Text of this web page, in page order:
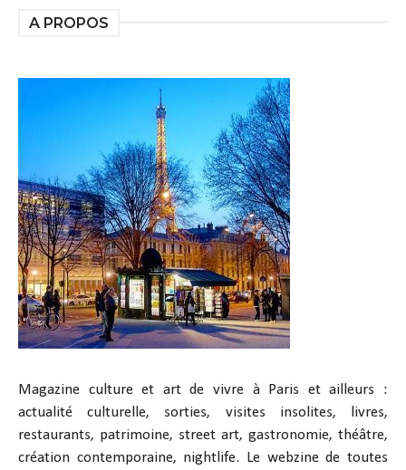
A PROPOS
Magazine culture et art de vivre à Paris et ailleurs :
actualité culturelle, sorties, visites insolites, livres,
restaurants, patrimoine, street art, gastronomie, théâtre,
création contemporaine, nightlife. Le webzine de toutes